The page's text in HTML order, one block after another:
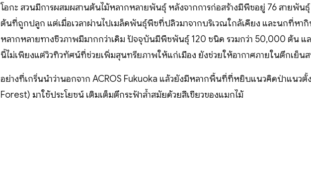
โอกะ สวนมีการผสมผสานต้นไม้หลากหลายพันธุ์ หลังจากการก่อสร้างมีพืชอยู่ 76 สายพัน
ต้นที่ถูกปลูก แต่เมื่อเวลาผ่านไปเมล็ดพันธุ์พืชที่ปลิวมาจากบริเวณใกล้เคียง และนกที่หากิ
หลากหลายทางชีวภาพมีมากกว่าเดิม ปัจจุบันมีพืชพันธุ์ 120 ชนิด รวมกว่า 50,000 ต้น แ
นี้ไม่เพียงแต่วิวทิวทัศน์ที่ช่วยเพิ่มสุนทรียภาพให้แก่เมือง ยังช่วยให้อากาศภายในตึกเย็น
อย่างที่เกริ่นนำว่านอกจาก ACROS Fukuoka แล้วยังมีหลากพื้นที่ที่หยิบแนวคิดป่าแนวตั้
Forest) มาใช้ประโยชน์ เติมเต็มตึกระฟ้าล้ำสมัยด้วยสีเขียวของแมกไม้